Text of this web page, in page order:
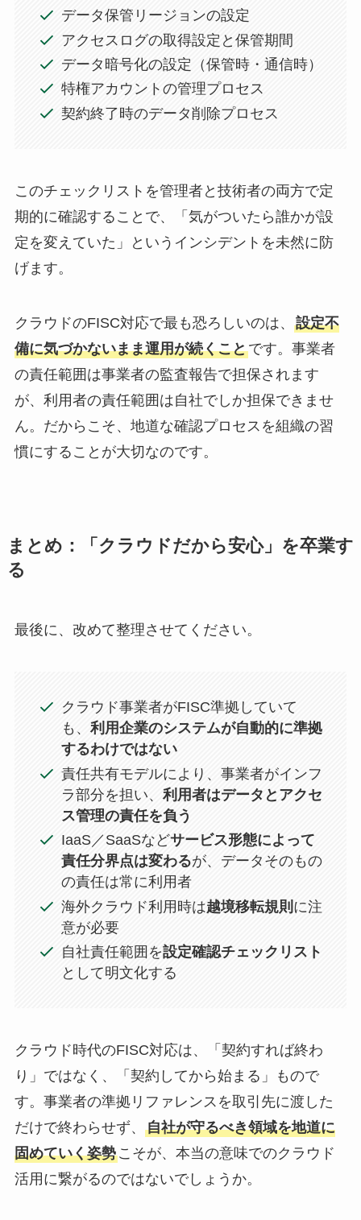
データ保管リージョンの設定
アクセスログの取得設定と保管期間
データ暗号化の設定（保管時・通信時）
特権アカウントの管理プロセス
契約終了時のデータ削除プロセス
このチェックリストを管理者と技術者の両方で定
期的に確認することで、「気がついたら誰かが設
定を変えていた」というインシデントを未然に防
げます。
クラウドのFISC対応で最も恐ろしいのは、 設定不
備に気づかないまま運用が続くことです。事業者
の責任範囲は事業者の監査報告で担保されます
が、利用者の責任範囲は自社でしか担保できませ
ん。だからこそ、地道な確認プロセスを組織の習
慣にすることが大切なのです。
まとめ：「クラウドだから安心」を卒業す
る
最後に、改めて整理させてください。
クラウド事業者がFISC準拠していて
も、利用企業のシステムが自動的に準拠
するわけではない
責任共有モデルにより、事業者がインフ
ラ部分を担い、利用者はデータとアクセ
ス管理の責任を負う
IaaS／SaaSなどサービス形態によって
責任分界点は変わるが、データそのもの
の責任は常に利用者
海外クラウド利用時は越境移転規則 に注
意が必要
自社責任範囲を設定確認チェックリスト
として明文化する
クラウド時代のFISC対応は、「契約すれば終わ
り」ではなく、「契約してから始まる」もので
す。事業者の準拠リファレンスを取引先に渡した
だけで終わらせず、 自社が守るべき領域を地道に
固めていく姿勢こそが、本当の意味でのクラウド
活用に繋がるのではないでしょうか。